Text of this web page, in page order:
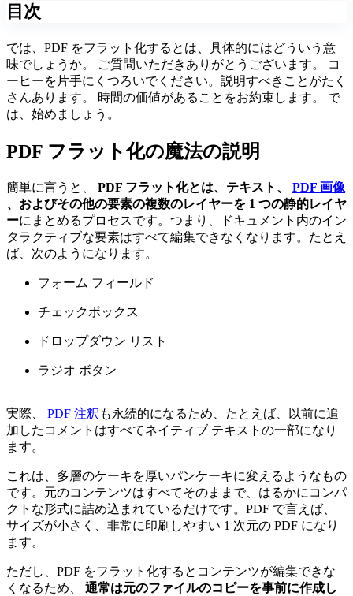
目次
では、PDF をフラット化するとは、具体的にはどういう意
味でしょうか。 ご質問いただきありがとうございます。 コ
ーヒーを片手にくつろいでください。説明すべきことがたく
さんあります。 時間の価値があることをお約束します。 で
は、始めましょう。
PDF フラット化の魔法の説明
簡単に言うと、 PDF フラット化とは、テキスト、 PDF 画像
、およびその他の要素の複数のレイヤーを 1 つの静的レイヤ
ーにまとめるプロセスです。つまり、ドキュメント内のイン
タラクティブな要素はすべて編集できなくなります。たとえ
ば、次のようになります。
フォーム フィールド
チェックボックス
ドロップダウン リスト
ラジオ ボタン
実際、 PDF 注釈 も永続的になるため、たとえば、以前に追
加したコメントはすべてネイティブ テキストの一部になり
ます。
これは、多層のケーキを厚いパンケーキに変えるようなもの
です。元のコンテンツはすべてそのままで、はるかにコンパ
クトな形式に詰め込まれているだけです。PDF で言えば、
サイズが小さく、非常に印刷しやすい 1 次元の PDF になり
ます。
ただし、PDF をフラット化するとコンテンツが編集できな
くなるため、 通常は元のファイルのコピーを事前に作成し